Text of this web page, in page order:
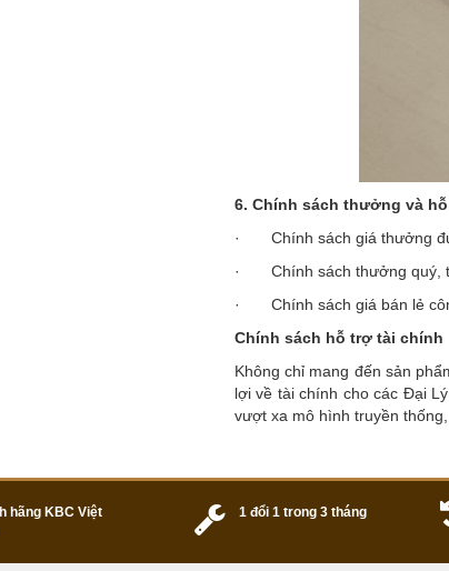
6. Chính sách thưởng và
· Chính sách giá thưởng
· Chính sách thưởng quý,
· Chính sách giá bán lẻ
Chính sách hỗ trợ tài chính
Không chỉ mang đến sản
lợi về tài chính cho các Đại
vượt xa mô hình truyền
hãng KBC Việt
1 đổi 1 trong 3 tháng